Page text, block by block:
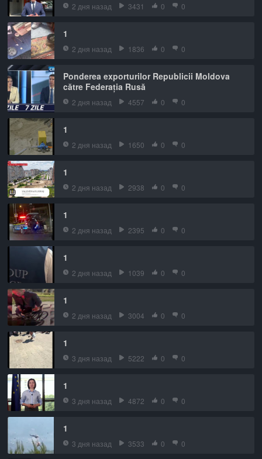
2 дня назад 3431 0 0
1
2 дня назад 1836 0 0
Ponderea exporturilor Republicii Moldova
către Federația Rusă
2 дня назад 4557 0 0
1
2 дня назад 1650 0 0
1
2 дня назад 2938 0 0
1
2 дня назад 2395 0 0
1
2 дня назад 1039 0 0
1
2 дня назад 3004 0 0
1
3 дня назад 5222 0 0
1
3 дня назад 4872 0 0
1
3 дня назад 3533 0 0